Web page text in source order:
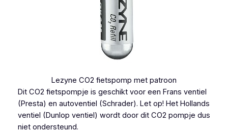
Lezyne CO2 fietspomp met patroon
Dit CO2 fietspompje is geschikt voor een Frans ventiel
(Presta) en autoventiel (Schrader). Let op! Het Hollands
ventiel (Dunlop ventiel) wordt door dit CO2 pompje dus
niet ondersteund.